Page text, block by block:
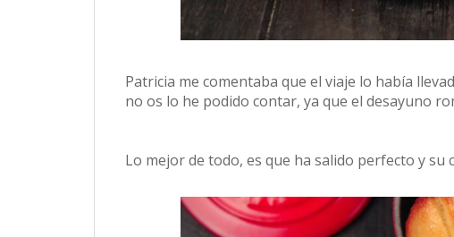
Patricia me comentaba que el viaje lo había
no os lo he podido contar, ya que el desayuno
Lo mejor de todo, es que ha salido perfecto y su